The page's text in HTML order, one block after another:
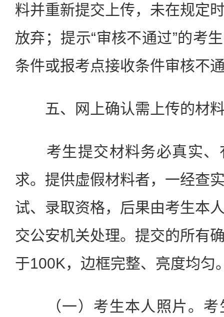
料并重新提交上传，未在规定
放弃；提示“审核不通过”的考
条件或报考点接收条件审核不
五、网上确认需上传的材
考生提交材料务必真实、
求。提供虚假材料者，一经查
试、录取资格，后果由考生本
交公安机关处理。提交的所有
于100K，边框完整、亮度均匀
（一）考生本人照片。考